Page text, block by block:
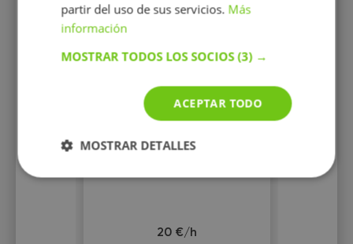
Olga Tutor
experiencia docente en
centros públicos, privados,
concertados, a domicilio y
20 €/h
partir del uso de sus servicios. Más
información
MOSTRAR TODOS LOS SOCIOS(3) →
ACEPTAR TODO
MOSTRAR DETALLES